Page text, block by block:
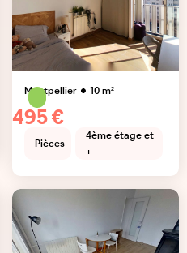
Montpellier 10m²
495 €
Pièces
4ème étage et
+